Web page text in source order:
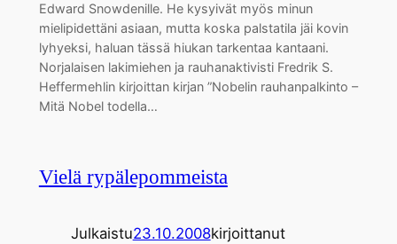
Edward Snowdenille. He kysyivät myös minun
mielipidettäni asiaan, mutta koska palstatila jäi kovin
lyhyeksi, haluan tässä hiukan tarkentaa kantaani.
Norjalaisen lakimiehen ja rauhanaktivisti Fredrik S.
Heffermehlin kirjoittan kirjan ”Nobelin rauhanpalkinto –
Mitä Nobel todella…
Vielä rypälepommeista
Julkaistu23.10.2008kirjoittanut